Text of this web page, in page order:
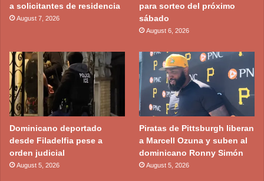
a solicitantes de residencia
August 7, 2026
para sorteo del próximo
sábado
August 6, 2026
Dominicano deportado
desde Filadelfia pese a
orden judicial
August 5, 2026
Piratas de Pittsburgh liberan
a Marcell Ozuna y suben al
dominicano Ronny Simón
August 5, 2026